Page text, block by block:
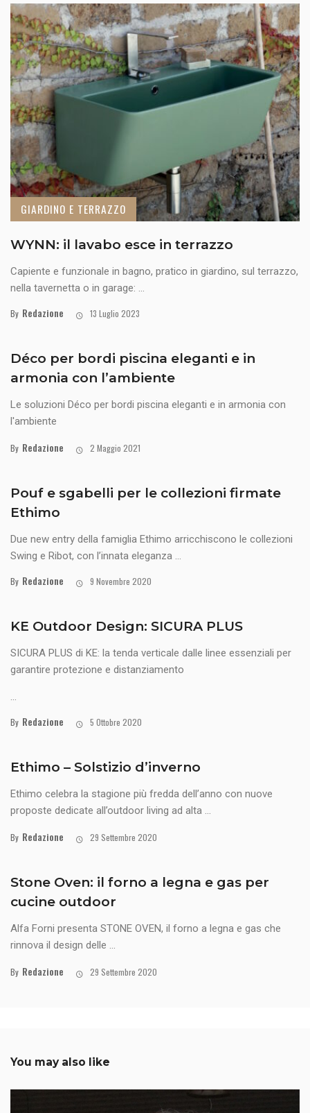
GIARDINO E TERRAZZO
WYNN: il lavabo esce in terrazzo
Capiente e funzionale in bagno, pratico in giardino, sul terrazzo,
nella tavernetta o in garage: ...
By Redazione 13 Luglio 2023
Déco per bordi piscina eleganti e in
armonia con l’ambiente
Le soluzioni Déco per bordi piscina eleganti e in armonia con
l'ambiente
By Redazione 2 Maggio 2021
Pouf e sgabelli per le collezioni firmate
Ethimo
Due new entry della famiglia Ethimo arricchiscono le collezioni
Swing e Ribot, con l’innata eleganza ...
By Redazione 9 Novembre 2020
KE Outdoor Design: SICURA PLUS
SICURA PLUS di KE: la tenda verticale dalle linee essenziali per
garantire protezione e distanziamento
...
By Redazione 5 Ottobre 2020
Ethimo – Solstizio d’inverno
Ethimo celebra la stagione più fredda dell’anno con nuove
proposte dedicate all’outdoor living ad alta ...
By Redazione 29 Settembre 2020
Stone Oven: il forno a legna e gas per
cucine outdoor
Alfa Forni presenta STONE OVEN, il forno a legna e gas che
rinnova il design delle ...
By Redazione 29 Settembre 2020
You may also like